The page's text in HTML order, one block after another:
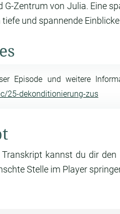
G-Zentrum von Julia. Eine
und spannende
Episode und weitere
25-dekonditionierung-zus
kannst du dir
Stelle im Player